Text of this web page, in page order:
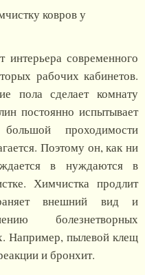
интерьера современного
рабочих кабинетов.
пола сделает комнату
постоянно испытывает
проходимости
Поэтому он, как ни
в нуждаются в
Химчистка продлит
внешний вид и
болезнетворных
Например, пылевой клещ
и бронхит.